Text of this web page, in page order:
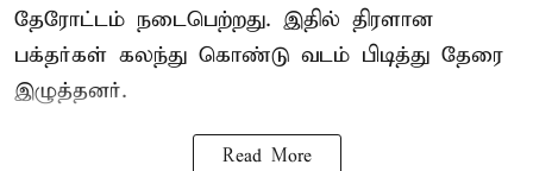
தேரோட்டம் நடைபெற்றது. இதில் திரளான
பக்தர்கள் கலந்து கொண்டு வடம் பிடித்து தேரை
இழுத்தனர்.
Read More